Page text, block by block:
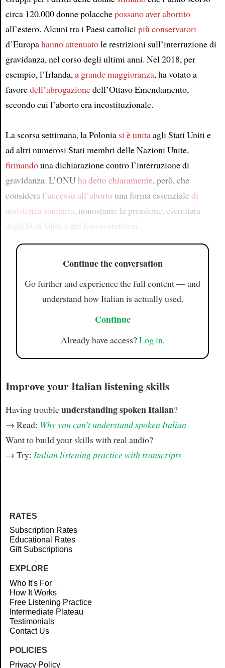
circa 120.000 donne polacchepossano aver abortito
all’estero. Alcuni tra i Paesi cattolici più conservatori
d’Europahanno attenuatole restrizioni sull’interruzione di
gravidanza, nel corso degli ultimi anni. Nel 2018, per
esempio, l’Irlanda, a grande maggioranza, ha votato a
favoredell’abrogazionedell’Ottavo Emendamento,
secondo cui l’aborto era incostituzionale.
La scorsa settimana, la Polonia si è unitaagli Stati Uniti e
ad altri numerosi Stati membri delle Nazioni Unite,
firmandouna dichiarazione contro l’interruzione di
gravidanza. L’ONUha detto chiaramente, però, che
considera l’accesso all’abortouna forma essenzialedi
assistenza sanitaria, nonostante la pressione, esercitata
dagli Stati Uniti e dai loro sostenitori.
Continue the conversation
Go further and experience the full content — and
understand how Italian is actually used.
Continue
Already have access?Log in.
Improve your Italian listening skills
Having troubleunderstanding spoken Italian?
→ Read: Why you can't understand spoken Italian
Want to build your skills with real audio?
→ Try: Italian listening practice with transcripts
RATES
Subscription Rates
Educational Rates
Gift Subscriptions
EXPLORE
Who It's For
How It Works
Free Listening Practice
Intermediate Plateau
Testimonials
Contact Us
POLICIES
Privacy Policy